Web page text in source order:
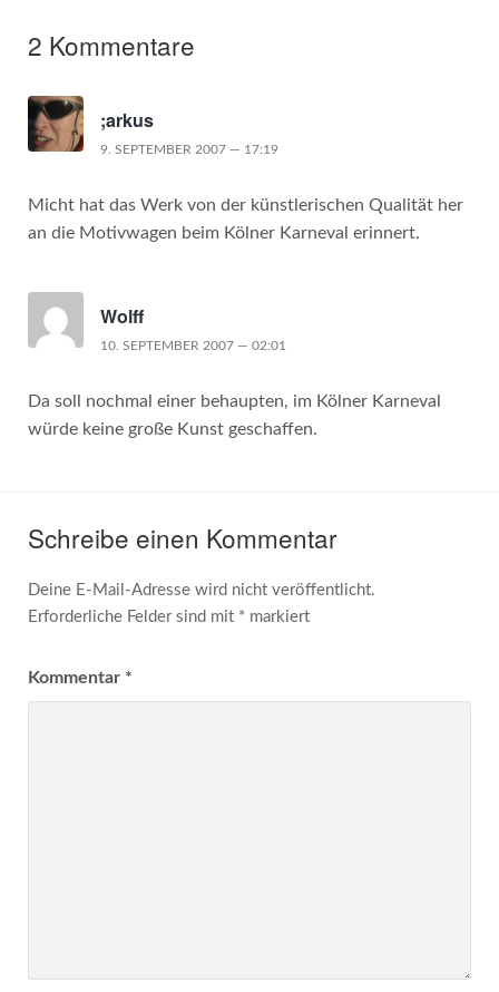
2 Kommentare
;arkus
9. SEPTEMBER 2007 — 17:19
Micht hat das Werk von der künstlerischen Qualität her
an die Motivwagen beim Kölner Karneval erinnert.
Wolff
10. SEPTEMBER 2007 — 02:01
Da soll nochmal einer behaupten, im Kölner Karneval
würde keine große Kunst geschaffen.
Schreibe einen Kommentar
Deine E-Mail-Adresse wird nicht veröffentlicht.
Erforderliche Felder sind mit *markiert
Kommentar *